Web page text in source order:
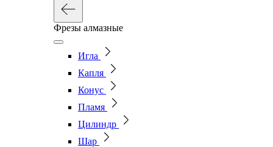
Фрезы алмазные
Игла
Капля
Конус
Пламя
Цилиндр
Шар